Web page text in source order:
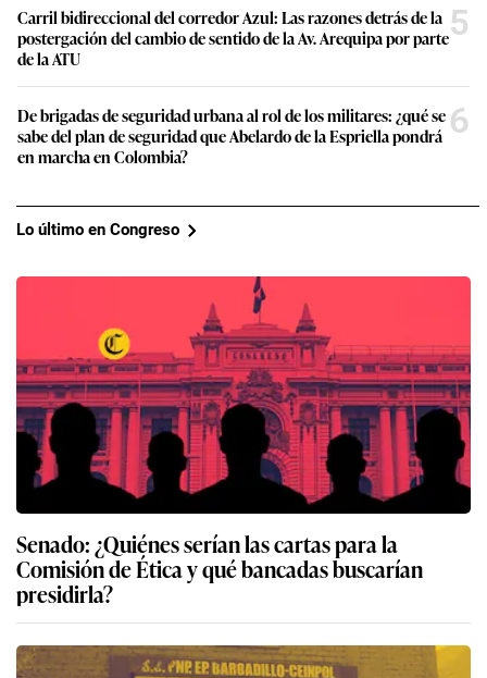
Carril bidireccional del corredor Azul: Las razones detrás de la
postergación del cambio de sentido de la Av. Arequipa por parte
de la ATU
5
De brigadas de seguridad urbana al rol de los militares: ¿qué se
sabe del plan de seguridad que Abelardo de la Espriella pondrá
en marcha en Colombia?
6
Lo último en Congreso
Senado: ¿Quiénes serían las cartas para la
Comisión de Ética y qué bancadas buscarían
presidirla?